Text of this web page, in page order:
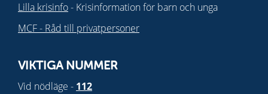
Lilla krisinfo- Krisinformation för barn och unga
MCF - Råd till privatpersoner
VIKTIGA NUMMER
Vid nödläge - 112